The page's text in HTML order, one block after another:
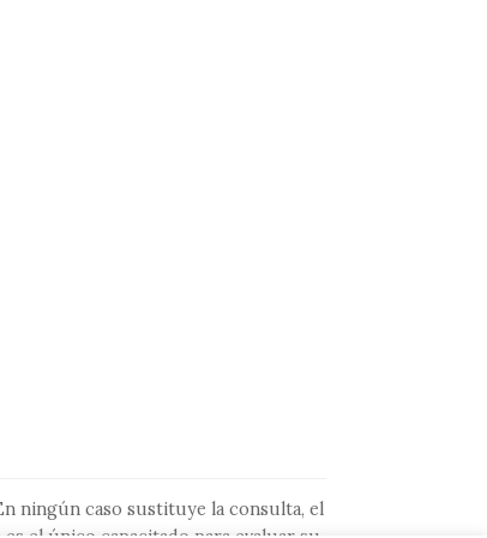
ningún caso sustituye la consulta, el